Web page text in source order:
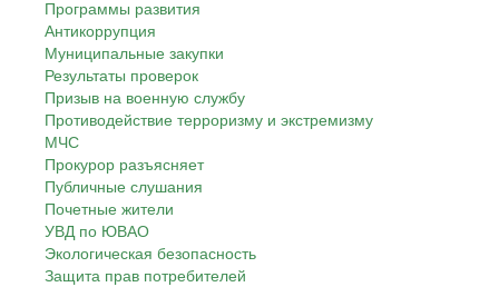
Программы развития
Антикоррупция
Муниципальные закупки
Результаты проверок
Призыв на военную службу
Противодействие терроризму и экстремизму
МЧС
Прокурор разъясняет
Публичные слушания
Почетные жители
УВД по ЮВАО
Экологическая безопасность
Защита прав потребителей